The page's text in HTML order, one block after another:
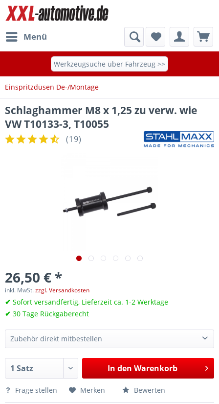
Menü
Werkzeugsuche über Fahrzeug >>
Einspritzdüsen De-/Montage
Schlaghammer M8 x 1,25 zu verw. wie
VW T10133-3, T10055
(19)
26,50 € *
inkl. MwSt.zzgl. Versandkosten
✔ Sofort versandfertig, Lieferzeit ca. 1-2 Werktage
✔ 30 Tage Rückgaberecht
Zubehör direkt mitbestellen
Injektor-Demontage-Adapter für 1,6 2,0 l Common-Rail & EcoBlue VAG, Ford, wie T10415, 303-1747
17,00 €*
Abzieher für Piezo Injektoren, Spezialwerkzeug wie VW T10402
53,05 €*
Abzieher für 1,4L, 1,6L und 2,0L TDI Delphi Einspritzdüse, wie VAG T10537
In den Warenkorb
Frage stellen Merken Bewerten